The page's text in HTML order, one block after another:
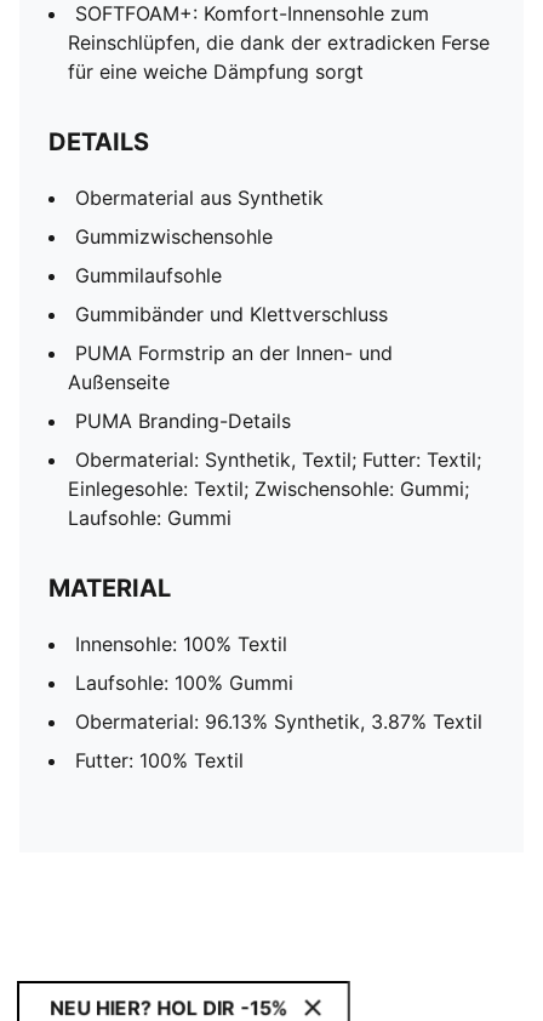
SOFTFOAM+: Komfort-Innensohle zum
Reinschlüpfen, die dank der extradicken Ferse
für eine weiche Dämpfung sorgt
DETAILS
Obermaterial aus Synthetik
Gummizwischensohle
Gummilaufsohle
Gummibänder und Klettverschluss
PUMA Formstrip an der Innen- und
Außenseite
PUMA Branding-Details
Obermaterial: Synthetik, Textil; Futter: Textil;
Einlegesohle: Textil; Zwischensohle: Gummi;
Laufsohle: Gummi
MATERIAL
Innensohle: 100% Textil
Laufsohle: 100% Gummi
Obermaterial: 96.13% Synthetik, 3.87% Textil
Futter: 100% Textil
NEU HIER? HOL DIR -15%